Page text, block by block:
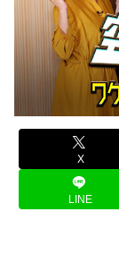
X
LINE